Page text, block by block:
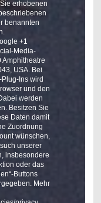
erhobenen
benannten
+1
Media-
Amphitheatre
USA. Bei
Ins wird
und den
werden
Besitzen Sie
Daten damit
Zuordnung
wünschen,
unserer
insbesondere
oder das
Buttons
Mehr